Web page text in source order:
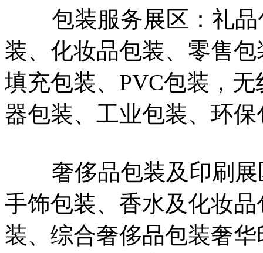
包装服务展区：礼品
装、化妆品包装、零售
填充包装、PVC包装，
器包装、工业包装、环
奢侈品包装及印刷展
手饰包装、香水及化妆
装、综合奢侈品包装奢